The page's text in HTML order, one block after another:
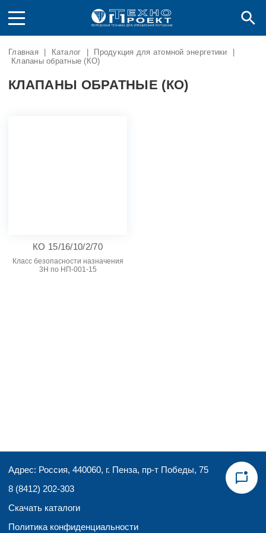
Главная Каталог Продукция для атомной энергетики
Клапаны обратные (КО)
КЛАПАНЫ ОБРАТНЫЕ (КО)
КО 15/16/10/2/70
Класс безопасности назначения
3Н по НП-001-15
Адрес: Россия, 440060, г. Пенза, пр-т Победы, 75
8 (8412) 202-303
Скачать каталоги
Политика конфиденциальности